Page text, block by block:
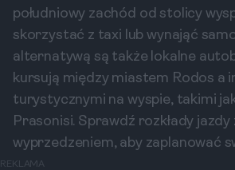
południowy zachód od stolicy
skorzystać z taxi lub wynająć
alternatywą są także lokalne
kursują między miastem Rodos a
turystycznymi na wyspie, takimi
Prasonisi. Sprawdź rozkłady jazdy
wyprzedzeniem, aby zaplanować
REKLAMA